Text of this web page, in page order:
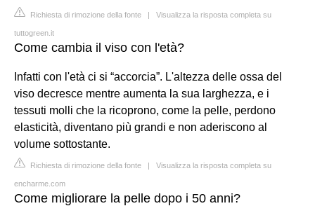
Richiesta di rimozione della fonte | Visualizza la risposta completa su
tuttogreen.it
Come cambia il viso con l'età?
Infatti con l'età ci si “accorcia”. L'altezza delle ossa del
viso decresce mentre aumenta la sua larghezza, e i
tessuti molli che la ricoprono, come la pelle, perdono
elasticità, diventano più grandi e non aderiscono al
volume sottostante.
Richiesta di rimozione della fonte | Visualizza la risposta completa su
encharme.com
Come migliorare la pelle dopo i 50 anni?